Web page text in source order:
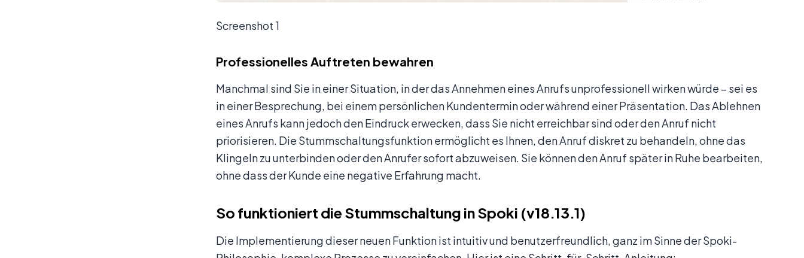
Screenshot 1
Professionelles Auftreten bewahren
Manchmal sind Sie in einer Situation, in der das Annehmen eines Anrufs unprofessionell wirken würde – sei es
in einer Besprechung, bei einem persönlichen Kundentermin oder während einer Präsentation. Das Ablehnen
eines Anrufs kann jedoch den Eindruck erwecken, dass Sie nicht erreichbar sind oder den Anruf nicht
priorisieren. Die Stummschaltungsfunktion ermöglicht es Ihnen, den Anruf diskret zu behandeln, ohne das
Klingeln zu unterbinden oder den Anrufer sofort abzuweisen. Sie können den Anruf später in Ruhe bearbeiten,
ohne dass der Kunde eine negative Erfahrung macht.
So funktioniert die Stummschaltung in Spoki (v18.13.1)
Die Implementierung dieser neuen Funktion ist intuitiv und benutzerfreundlich, ganz im Sinne der Spoki-